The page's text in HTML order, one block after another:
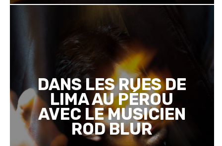
DANS LES RUES DE
LIMA AU PÉROU
AVEC LE MUSICIEN
ROD BLUR